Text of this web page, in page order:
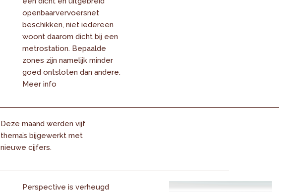
openbaarvervoersnet
beschikken, niet iedereen
woont daarom dicht bij een
metrostation. Bepaalde
zones zijn namelijk minder
goed ontsloten dan andere.
Meer info
Deze maand werden vijf
thema’s bijgewerkt met
nieuwe cijfers.
Perspective is verheugd